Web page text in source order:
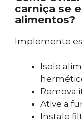
carniça se
alimentos?
Implemente
Isole
Remova
Ative a
Instale